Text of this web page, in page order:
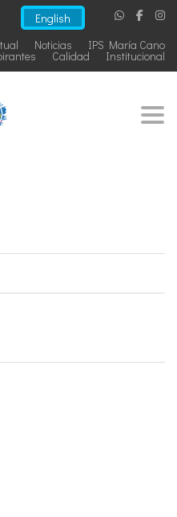
English
IPS María Cano
Noticias
Institucional
Calidad